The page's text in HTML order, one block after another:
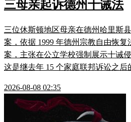
三母亲起诉德州十诫法
三位休斯顿地区母亲在德州哈里斯
案，依据 1999 年德州宗教自由恢复
案，主张在公立学校强制展示十诫
这是继去年 15 个家庭联邦诉讼之后
2026-08-08 02:35